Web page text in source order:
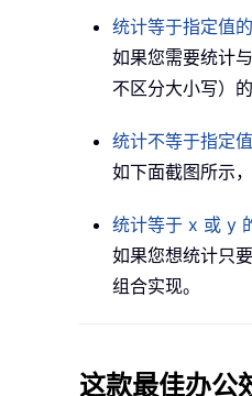
统计等于指定值
如果您需要统计
不区分大小写）的
统计不等于指定
如下面截图所示
统计等于 x 或 y
如果您想统计只
组合实现。
这款最佳办公